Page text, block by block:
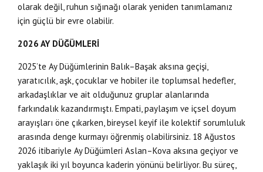
olarak değil, ruhun sığınağı olarak yeniden tanımlamanız
için güçlü bir evre olabilir.
2026 AY DÜĞÜMLERİ
2025’te Ay Düğümlerinin Balık–Başak aksına geçişi,
yaratıcılık, aşk, çocuklar ve hobiler ile toplumsal hedefler,
arkadaşlıklar ve ait olduğunuz gruplar alanlarında
farkındalık kazandırmıştı. Empati, paylaşım ve içsel doyum
arayışları öne çıkarken, bireysel keyif ile kolektif sorumluluk
arasında denge kurmayı öğrenmiş olabilirsiniz. 18 Ağustos
2026 itibariyle Ay Düğümleri Aslan–Kova aksına geçiyor ve
yaklaşık iki yıl boyunca kaderin yönünü belirliyor. Bu süreç,